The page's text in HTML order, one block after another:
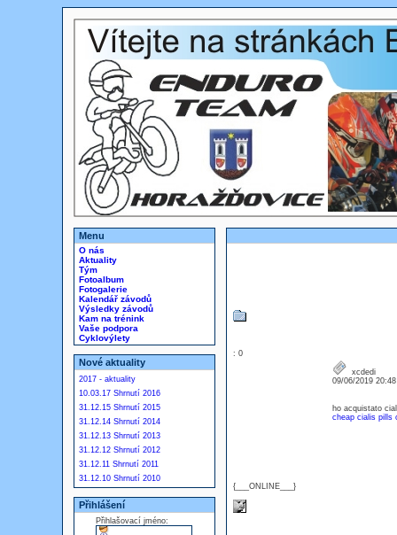
Menu
O nás
Aktuality
Tým
Fotoalbum
Fotogalerie
Kalendář závodů
Výsledky závodů
Kam na trénink
Vaše podpora
Cyklovýlety
Nové aktuality
2017 - aktuality
10.03.17 Shrnutí 2016
31.12.15 Shrnutí 2015
31.12.14 Shrnutí 2014
31.12.13 Shrnutí 2013
31.12.12 Shrnutí 2012
31.12.11 Shrnutí 2011
31.12.10 Shrnutí 2010
Přihlášení
Přihlašovací jméno:
: 0
{___ONLINE___}
xcdedi
09/06/2019
ho acquistato
cheap cialis pills